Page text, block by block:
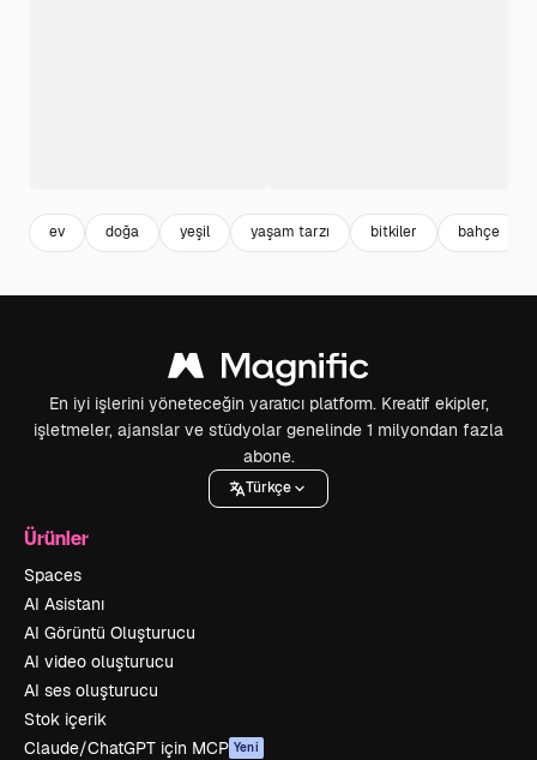
ev doğa yeşil yaşam tarzı bitkiler bahçe
En iyi işlerini yöneteceğin yaratıcı platform. Kreatif ekipler,
işletmeler, ajanslar ve stüdyolar genelinde 1 milyondan fazla
abone.
Türkçe
Ürünler
Spaces
AI Asistanı
AI Görüntü Oluşturucu
AI video oluşturucu
AI ses oluşturucu
Stok içerik
Claude/ChatGPT için MCP Yeni